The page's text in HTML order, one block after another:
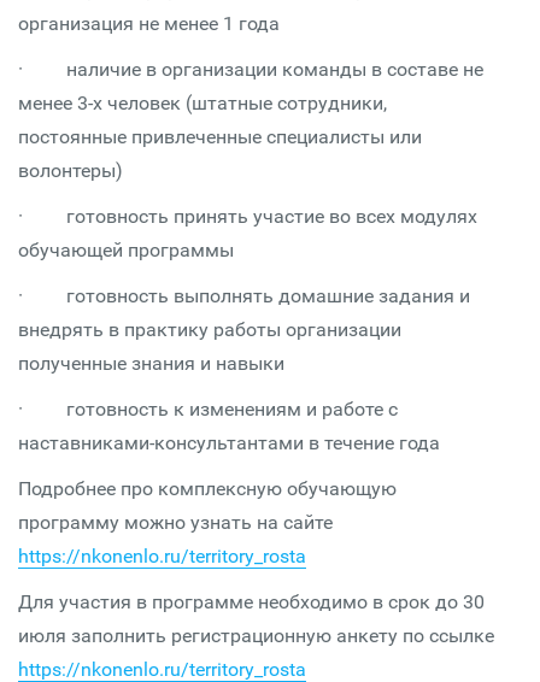
организация не менее 1 года
· наличие в организации команды в составе не
менее 3-х человек (штатные сотрудники,
постоянные привлеченные специалисты или
волонтеры)
· готовность принять участие во всех модулях
обучающей программы
· готовность выполнять домашние задания и
внедрять в практику работы организации
полученные знания и навыки
· готовность к изменениям и работе с
наставниками-консультантами в течение года
Подробнее про комплексную обучающую
программу можно узнать на сайте
https://nkonenlo.ru/territory_rosta
Для участия в программе необходимо в срок до 30
июля заполнить регистрационную анкету по ссылке
https://nkonenlo.ru/territory_rosta